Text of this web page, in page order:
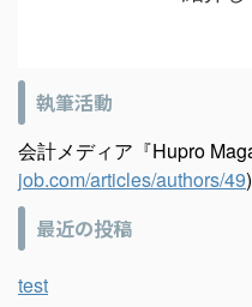
執筆活動
会計メディア『Hupro
job.com/articles/authors/49
最近の投稿
test